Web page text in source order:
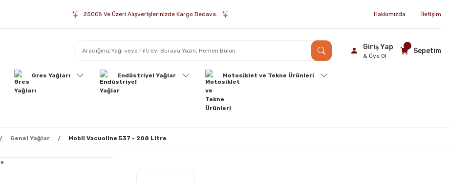
2500₺ Ve Üzeri Alışverişlerinizde Kargo Bedava. Hakkımızda İletişim
Giriş Yap
& Üye Ol
Sepetim
Gres Yağları Endüstriyel Yağlar Motosiklet ve Tekne Ürünleri
Genel Yağlar Mobil Vacuoline 537 - 208 Litre